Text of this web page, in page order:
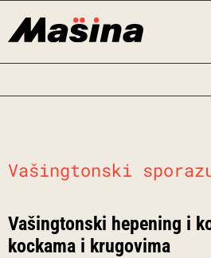
Vašingtonski
Vašingtonski hepening i
kockama i krugovima